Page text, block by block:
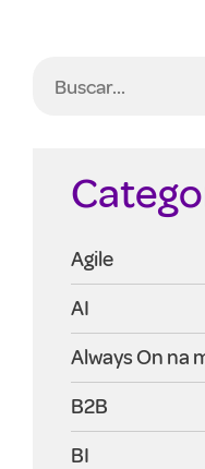
Agile
AI
Always On na
B2B
BI